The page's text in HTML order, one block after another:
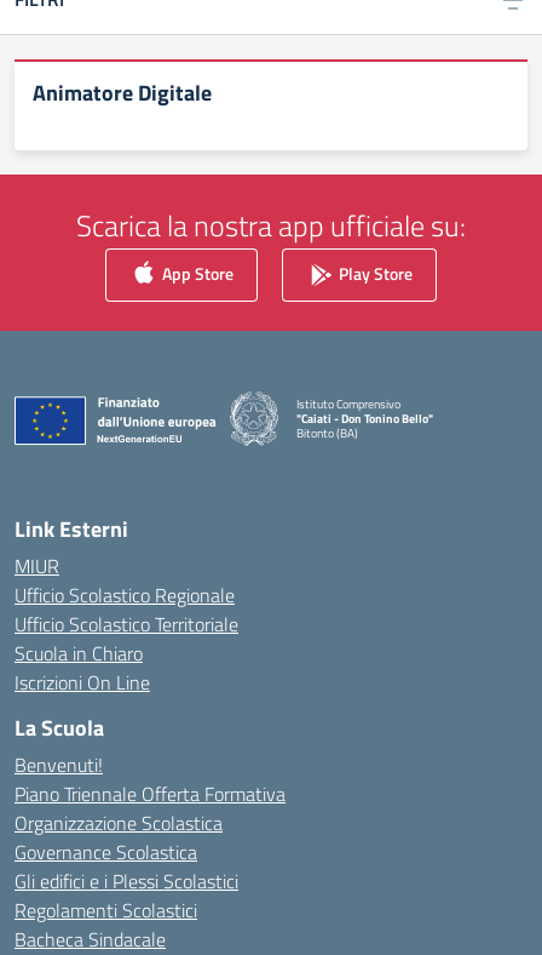
Animatore Digitale
Scarica la nostra app ufficiale su:
App Store Play Store
Istituto Comprensivo
"Caiati - Don Tonino Bello"
Bitonto (BA)
Link Esterni
MIUR
Ufficio Scolastico Regionale
Ufficio Scolastico Territoriale
Scuola in Chiaro
Iscrizioni On Line
La Scuola
Benvenuti!
Piano Triennale Offerta Formativa
Organizzazione Scolastica
Governance Scolastica
Gli edifici e i Plessi Scolastici
Regolamenti Scolastici
Bacheca Sindacale